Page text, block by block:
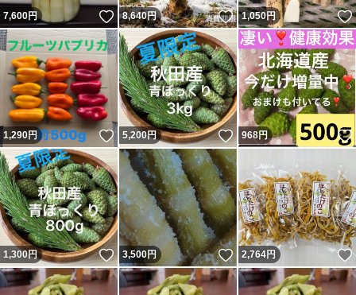
7,600円 いいね！
8,640円 いいね！
1,050円
1,290円 いいね！
5,200円 いいね！
968円
1,300円 いいね！
3,500円 いいね！
2,764円